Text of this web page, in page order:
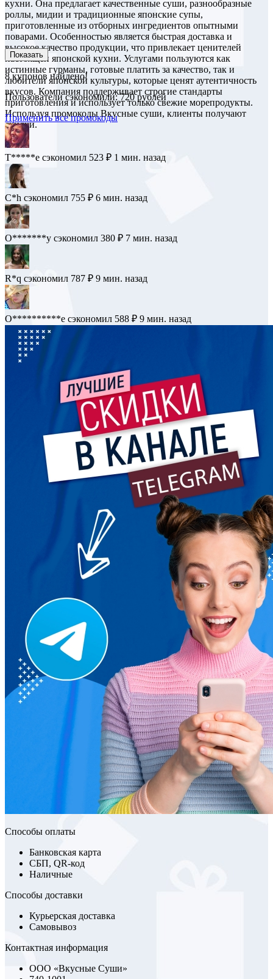
кухни. Она предлагает качественные суши, разнообразные
роллы, мидии и традиционные японские супы,
приготовленные из отборных ингредиентов опытными
поварами. Особенностью является быстрая доставка и
высокое качество продукции, что привлекает ценителей
настоящей японской кухни. Услугами пользуются как
истинные гурманы, готовые платить за качество, так и
любители японской культуры, которые ценят аутентичность
вкусов. Компания поддерживает строгие стандарты
приготовления и использует только свежие морепродукты.
Используя промокоды Вкусные суши, клиенты получают
скидки.
Показать
8купонов найдено!
Пользователи сэкономили: 720 рублей
Применить все промокоды
D****e сэкономил 811 ₽ 1 мин. назад
T*****e сэкономил 523 ₽ 1 мин. назад
C*h сэкономил 755 ₽ 6 мин. назад
O*******y сэкономил 380 ₽ 7 мин. назад
R*q сэкономил 787 ₽ 9 мин. назад
Способы оплаты
Банковская карта
СБП, QR-код
Наличные
Способы доставки
Курьерская доставка
Самовывоз
Контактная информация
ООО «Вкусные Суши»